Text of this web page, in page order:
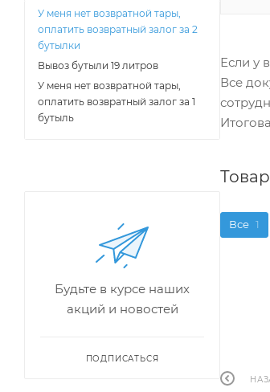
Если у
Все
Все 1
У меня нет возвратной тары,
оплатить возвратный залог за 2
бутылки
Вывоз бутыли 19 литров
У меня нет возвратной тары,
оплатить возвратный залог за 1
бутыль
Будьте в курсе наших
акций и новостей
ПОДПИСАТЬСЯ